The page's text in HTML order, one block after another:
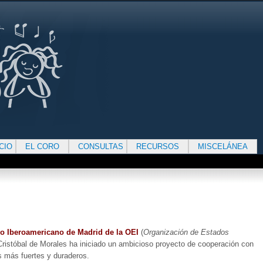
Iberoamericano de Madrid de la OE (Organización de Estados
de Morales ha iniciado un ambicioso proyecto de cooperación con
más fuertes y duraderos.
EL CORO CONSULTAS RECURSOS MISCELÁNEA